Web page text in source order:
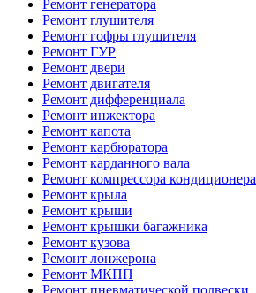
Ремонт генератора
Ремонт глушителя
Ремонт гофры глушителя
Ремонт ГУР
Ремонт двери
Ремонт двигателя
Ремонт дифференциала
Ремонт инжектора
Ремонт капота
Ремонт карбюратора
Ремонт карданного вала
Ремонт компрессора кондиционера
Ремонт крыла
Ремонт крыши
Ремонт крышки багажника
Ремонт кузова
Ремонт лонжерона
Ремонт МКПП